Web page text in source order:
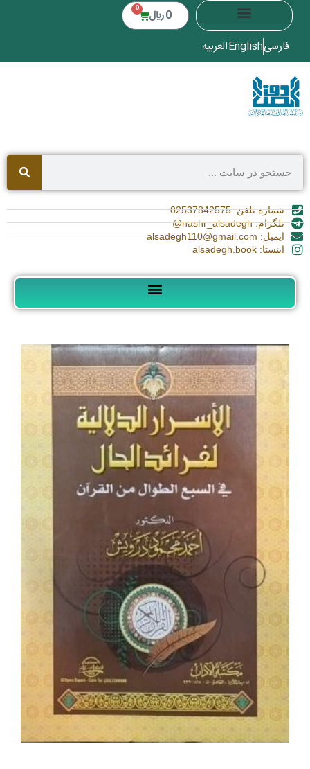
0 ﷼ 0
فارسیEnglishالعربیه
شماره تلفن: 02537842575
تلگرام: nashr_alsadegh@
ایمیل: alsadegh110@gmail.com
اینستا: alsadegh.book